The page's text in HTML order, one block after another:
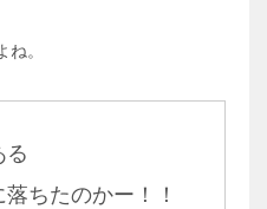
。
る
ちたのかー！！